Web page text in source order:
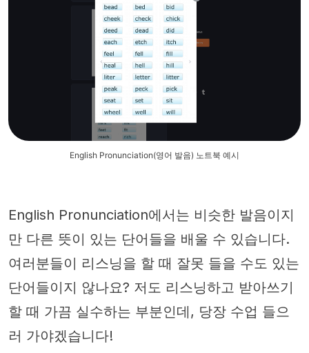
English Pronunciation(영어 발음) 노트북 예시
English Pronunciation에서는 비슷한 발음이지
만 다른 뜻이 있는 단어들을 배울 수 있습니다.
여러분들이 리스닝을 할 때 잘못 들을 수도 있는
단어들이지 않나요? 저도 리스닝하고 받아쓰기
할 때 가끔 실수하는 부분인데, 당장 수업 들으
러 가야겠습니다!